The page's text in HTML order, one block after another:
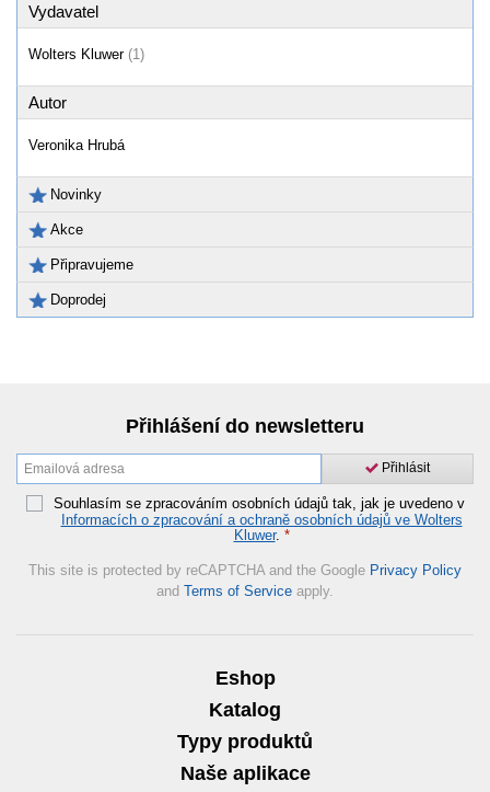
Vydavatel
Wolters Kluwer (1)
Autor
Veronika Hrubá
Novinky
Akce
Připravujeme
Doprodej
Přihlášení do newsletteru
Přihlásit
Souhlasím se zpracováním osobních údajů tak, jak je uvedeno v
Informacích o zpracování a ochraně osobních údajů ve Wolters
Kluwer. *
This site is protected by reCAPTCHA and the Google Privacy Policy
and Terms of Service apply.
Eshop
Katalog
Typy produktů
Naše aplikace